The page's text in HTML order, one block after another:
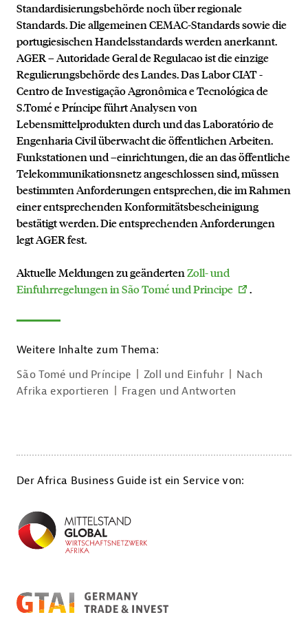
Standardisierungsbehörde noch über regionale
Standards. Die allgemeinen CEMAC-Standards sowie die
portugiesischen Handelsstandards werden anerkannt.
AGER – Autoridade Geral de Regulacao ist die einzige
Regulierungsbehörde des Landes. Das Labor CIAT -
Centro de Investigação Agronômica e Tecnológica de
S.Tomé e Príncipe führt Analysen von
Lebensmittelprodukten durch und das Laboratório de
Engenharia Civil überwacht die öffentlichen Arbeiten.
Funkstationen und –einrichtungen, die an das öffentliche
Telekommunikationsnetz angeschlossen sind, müssen
bestimmten Anforderungen entsprechen, die im Rahmen
einer entsprechenden Konformitätsbescheinigung
bestätigt werden. Die entsprechenden Anforderungen
legt AGER fest.
Aktuelle Meldungen zu geändertenZoll- und
Einfuhrregelungen in São Tomé und Principe
.
Weitere Inhalte zum Thema:
São Tomé und Príncipe
Zoll und Einfuhr
Nach
Afrika exportieren
Fragen und Antworten
Der Africa Business Guide ist ein Service von: